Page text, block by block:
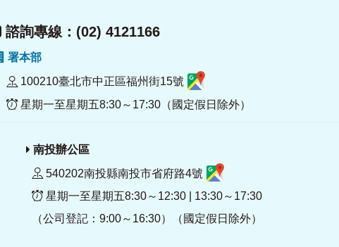
諮詢專線：(02) 4121166
署本部
100210臺北市中正區福州街15號
星期一至星期五8:30～17:30（國定假日除外）
南投辦公區
540202南投縣南投市省府路4號
星期一至星期五8:30～12:30 | 13:30～17:30
（公司登記：9:00～16:30）（國定假日除外）